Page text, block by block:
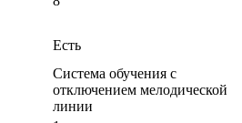
Есть
Система обучения с
отключением мелодической
линии